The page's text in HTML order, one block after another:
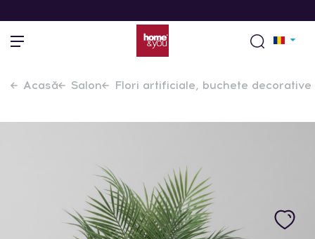
Acasă Salon Flori artificiale, buchete decorative